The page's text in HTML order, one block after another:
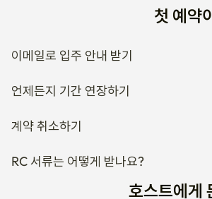
RC 서류는 어떻게 받나요?
계약 날짜를 바꾸고 싶으신가요?
숙소 주변이 어떤지 궁금하신가요?
하우스 룰이 궁금하신가요?